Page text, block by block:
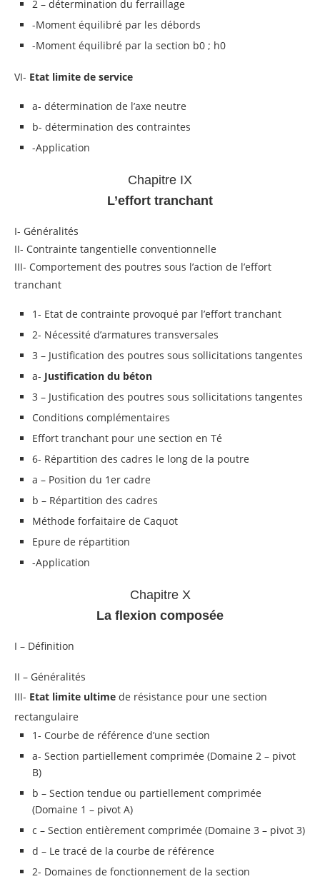
2 – détermination du ferraillage
-Moment équilibré par les débords
-Moment équilibré par la section b0 ; h0
VI- Etat limite de service
a- détermination de l’axe neutre
b- détermination des contraintes
-Application
Chapitre IX
L’effort tranchant
I- Généralités
II- Contrainte tangentielle conventionnelle
III- Comportement des poutres sous l’action de l’effort
tranchant
1- Etat de contrainte provoqué par l’effort tranchant
2- Nécessité d’armatures transversales
3 – Justification des poutres sous sollicitations tangentes
a- Justification du béton
3 – Justification des poutres sous sollicitations tangentes
Conditions complémentaires
Effort tranchant pour une section en Té
6- Répartition des cadres le long de la poutre
a – Position du 1er cadre
b – Répartition des cadres
Méthode forfaitaire de Caquot
Epure de répartition
-Application
Chapitre X
La flexion composée
I – Définition
II – Généralités
III- Etat limite ultime de résistance pour une section
rectangulaire
1- Courbe de référence d’une section
a- Section partiellement comprimée (Domaine 2 – pivot
B)
b – Section tendue ou partiellement comprimée
(Domaine 1 – pivot A)
c – Section entièrement comprimée (Domaine 3 – pivot 3)
d – Le tracé de la courbe de référence
2- Domaines de fonctionnement de la section